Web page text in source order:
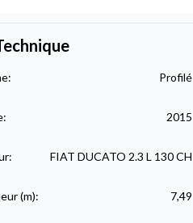
Profilé
2015
FIAT DUCATO 2.3 L 130 CH
(m): 7,49